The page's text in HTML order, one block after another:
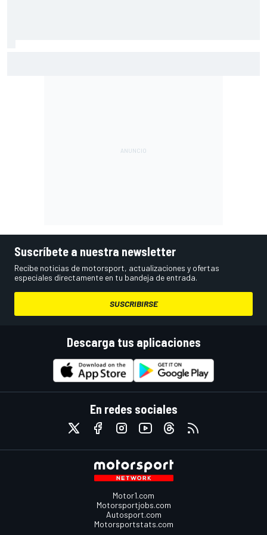
Suscríbete a nuestra newsletter
Recibe noticias de motorsport, actualizaciones y ofertas
especiales directamente en tu bandeja de entrada.
SUSCRIBIRSE
Descarga tus aplicaciones
En redes sociales
Motor1.com
Motorsportjobs.com
Autosport.com
Motorsportstats.com